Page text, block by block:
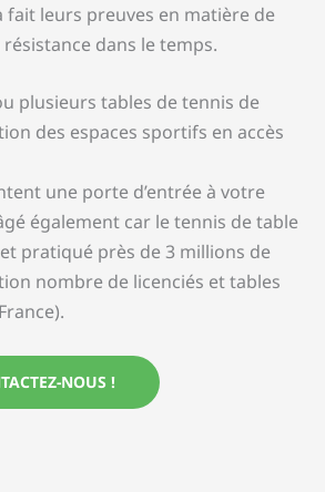
leurs preuves en matière de
dans le temps.
plusieurs tables de tennis de
des espaces sportifs en accès
une porte d’entrée à votre
également car le tennis de table
pratiqué près de 3 millions de
nombre de licenciés et tables
NOUS !